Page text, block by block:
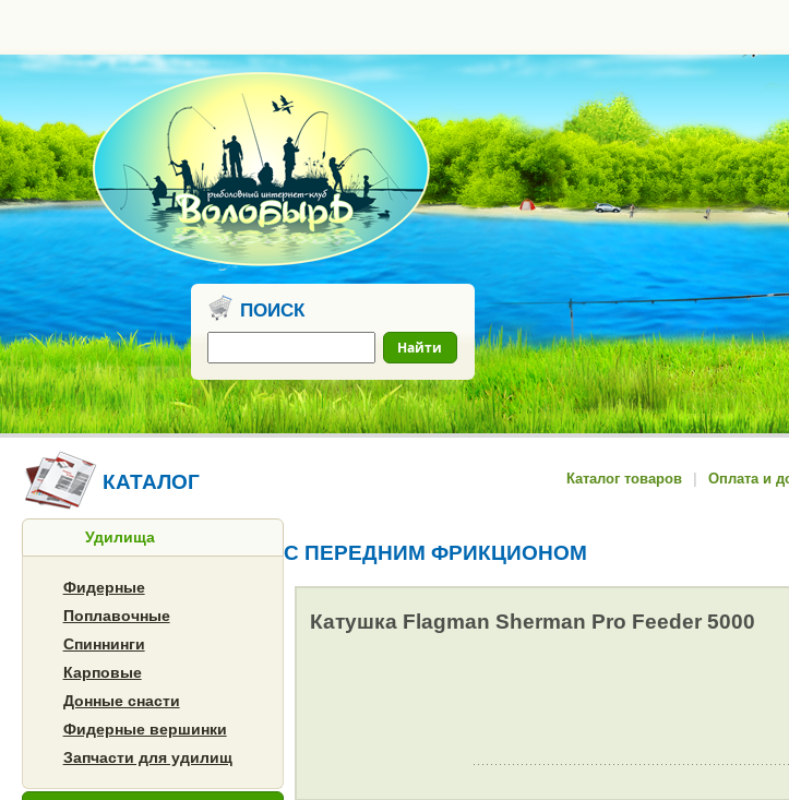
рублей
ПОИСК
Найти
КАТАЛОГ
Удилища
Фидерные
Поплавочные
Спиннинги
Карповые
Донные снасти
Фидерные вершинки
Запчасти для удилищ
Каталог товаров Оплата и
С ПЕРЕДНИМ ФРИКЦИОНОМ
Катушка Flagman Sherman Pro Feeder 5000